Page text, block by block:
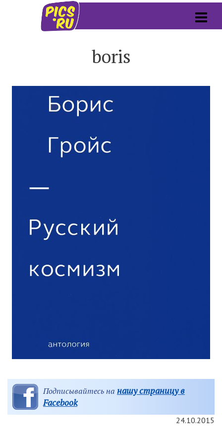
boris
Подписывайтесь на нашу страницу в
Facebook
24.10.2015